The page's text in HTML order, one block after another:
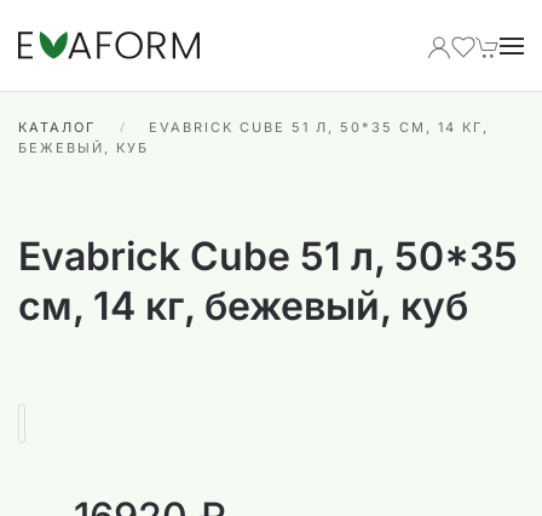
КАТАЛОГ
EVABRICK CUBE 51 Л, 50*35 СМ, 14 КГ,
БЕЖЕВЫЙ, КУБ
Evabrick Cube 51 л, 50*35
см, 14 кг, бежевый, куб